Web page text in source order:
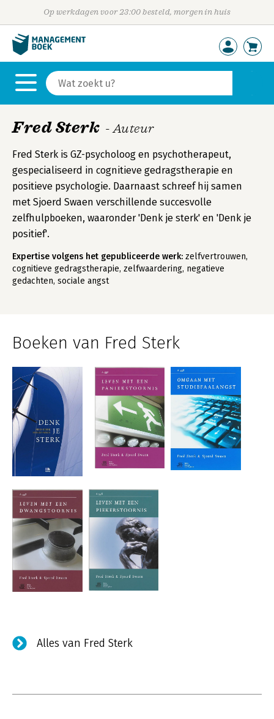
Op werkdagen voor 23:00 besteld, morgen in huis
Fred Sterk - Auteur
Fred Sterk is GZ-psycholoog en psychotherapeut,
gespecialiseerd in cognitieve gedragstherapie en
positieve psychologie. Daarnaast schreef hij samen
met Sjoerd Swaen verschillende succesvolle
zelfhulpboeken, waaronder 'Denk je sterk' en 'Denk je
positief'.
Expertise volgens het gepubliceerde werk: zelfvertrouwen,
cognitieve gedragstherapie, zelfwaardering, negatieve
gedachten, sociale angst
Boeken van Fred Sterk
Alles van Fred Sterk